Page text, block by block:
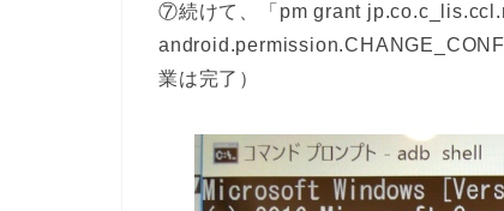
⑦続けて、「pm grant
業は完了）